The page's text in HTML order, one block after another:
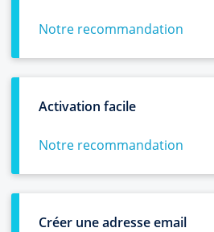
Notre recommandation
Activation facile
Notre recommandation
Créer une adresse email